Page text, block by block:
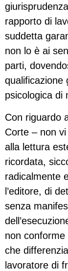
rapporto di
suddetta
non lo è ai
parti,
qualificazione
psicologica di
Con riguardo
Corte – non
alla lettura
ricordata,
radicalmente
l’editore, di
senza
non conforme
che
lavoratore di